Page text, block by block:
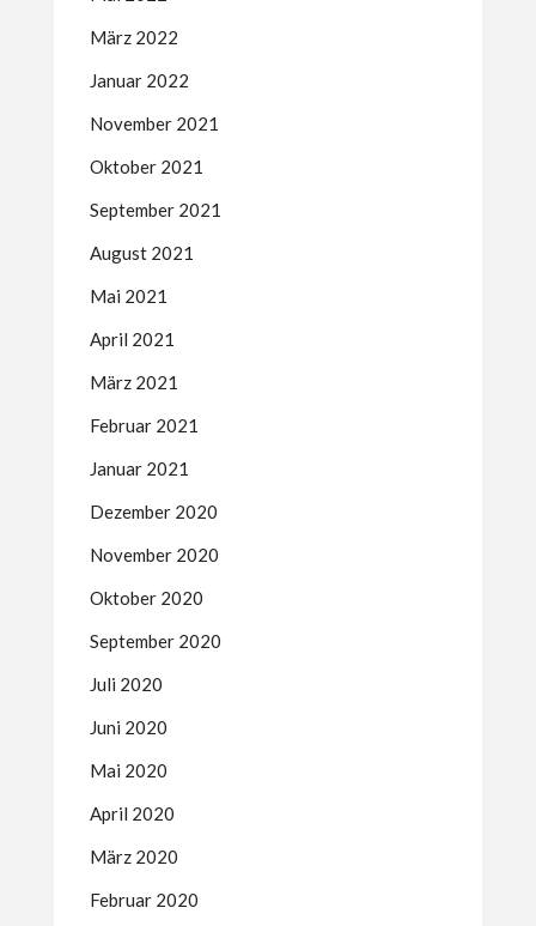
März 2022
Januar 2022
November 2021
Oktober 2021
September 2021
August 2021
Mai 2021
April 2021
März 2021
Februar 2021
Januar 2021
Dezember 2020
November 2020
Oktober 2020
September 2020
Juli 2020
Juni 2020
Mai 2020
April 2020
März 2020
Februar 2020